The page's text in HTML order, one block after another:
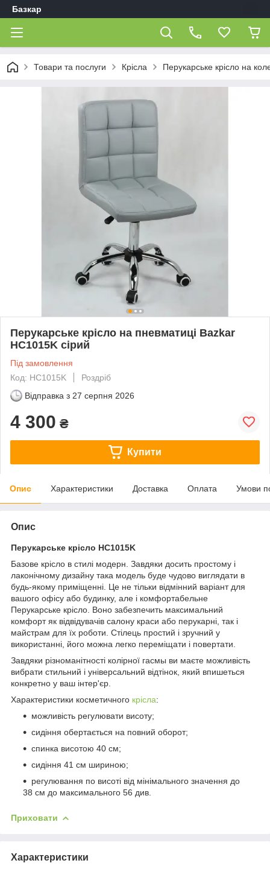
Базкар
Товари та послуги Крісла Перукарське крісло на
Перукарське крісло на пневматиці Bazkar
HC1015K сірий
Під замовлення
Код: HC1015K
Роздріб
Відправка з 27 серпня 2026
4 300 ₴
Купити
Опис Характеристики Доставка Оплата Умови
Опис
Перукарське крісло HC1015K
Базове крісло в стилі модерн. Завдяки досить простому і
лаконічному дизайну така модель буде чудово виглядати в
будь-якому приміщенні. Це не тільки відмінний варіант для
вашого офісу або будинку, але і комфортабельне
Перукарське крісло. Воно забезпечить максимальний
комфорт як відвідувачів салону краси або перукарні, так і
майстрам для їх роботи. Стілець простий і зручний у
використанні, його можна легко переміщати і повертати.
Завдяки різноманітності колірної гасмы ви маєте можливість
вибрати стильний і універсальний відтінок, який впишеться
конкретно у ваш інтер'єр.
Характеристики косметичного крісла:
можливість регулювати висоту;
сидіння обертається на повний оборот;
спинка висотою 40 см;
сидіння 41 см шириною;
регулювання по висоті від мінімального значення до
38 см до максимального 56 див.
Приховати
Характеристики